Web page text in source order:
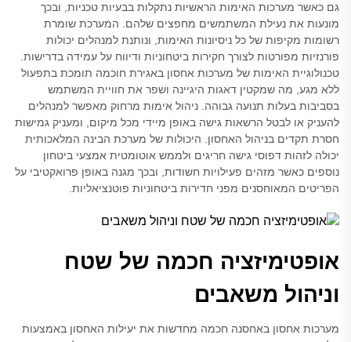
גם כאשר מערכות האימות הראשיות נתקלות בבעיות טכניות, ובכך
מונעות את נעילת המשתמשים מחפצים שלהם. המערכת שומרת
רשומות מקיפות של כל ניסיונות האימות, ונותנת למנהלים יכולות
פורנזיות מפורטות לצורך חקירות ביטחוניות ודיווח על עמידה בדרישות.
טכנולוגיית האימות של מערכות אחסון באגירת חוכמה תומכת בתפעול
ללא מגע, מה שמקטין דאגות היגיינה ושפר את חוויית המשתמש
בסביבות בעלות תנועה גבוהה. ניהול אימות מרחוק מאפשר למנהלים
להעניק או לבטל הרשאות גישה באופן מיידי מכל מיקום, ומעניק גמישות
חסרת תקדים בניהול האחסון. היכולות של מערכת הבינה המלאכותית
יכולה לזהות דפוסי גישה חריגים ולממש אוטומטית אמצעי ביטחון
נוספים כאשר מזהים פעילויות חשודות, ובכך מגנה באופן פרואקטיבי על
הפריטים המאוחסנים מפני חדירות ביטחוניות פוטנציאליות.
אופטימיזציה חכמה של שטח
וניהול משאבים
מערכות אחסון באחסנה חכמה מחדשות את יעילות האחסון באמצעות